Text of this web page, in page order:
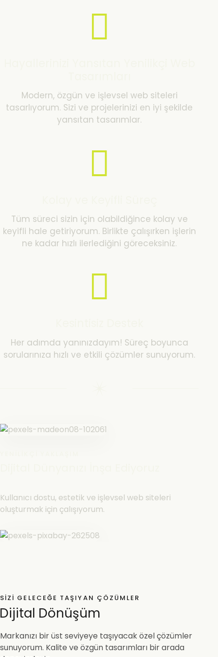
Modern, özgün ve işlevsel web siteleri
tasarlıyorum. Sizi ve projelerinizi en iyi şekilde
yansıtan tasarımlar.
Tüm süreci sizin için olabildiğince kolay ve
keyifli hale getiriyorum. Birlikte çalışırken işlerin
ne kadar hızlı ilerlediğini göreceksiniz.
Her adımda yanınızdayım! Süreç boyunca
sorularınıza hızlı ve etkili çözümler sunuyorum.
Kullanıcı dostu, estetik ve işlevsel web siteleri
oluşturmak için çalışıyorum.
SIZI GELECEĞE TAŞIYAN ÇÖZÜMLER
Dijital Dönüşüm
Markanızı bir üst seviyeye taşıyacak özel çözümler
sunuyorum. Kalite ve özgün tasarımları bir arada